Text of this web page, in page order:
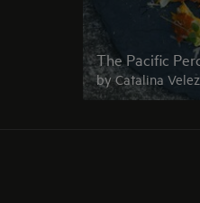
The Pacific
by Catalina Velez